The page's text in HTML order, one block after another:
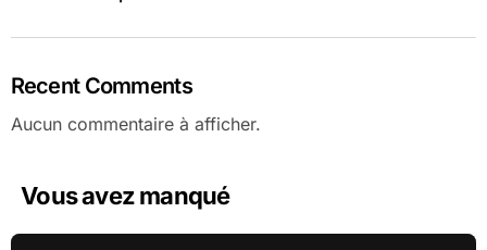
Recent Comments
Aucun commentaire à afficher.
Vous avez manqué